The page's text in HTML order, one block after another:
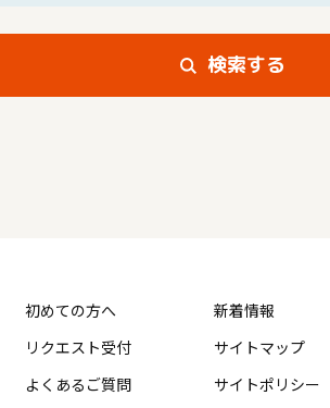
検索する
初めての方へ
リクエスト受付
よくあるご質問
新着情報
サイトマップ
サイトポリシー